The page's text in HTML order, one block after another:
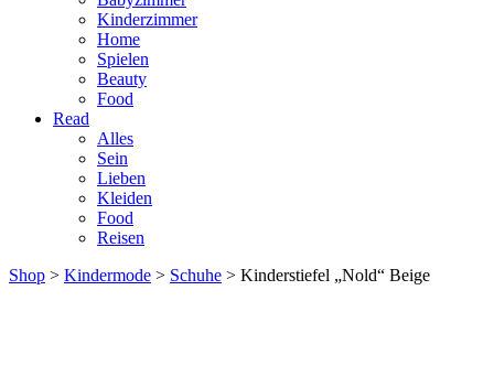
Kinderzimmer
Home
Spielen
Beauty
Food
Read
Alles
Sein
Lieben
Kleiden
Food
Reisen
Shop > Kindermode > Schuhe > Kinderstiefel „Nold“ Beige